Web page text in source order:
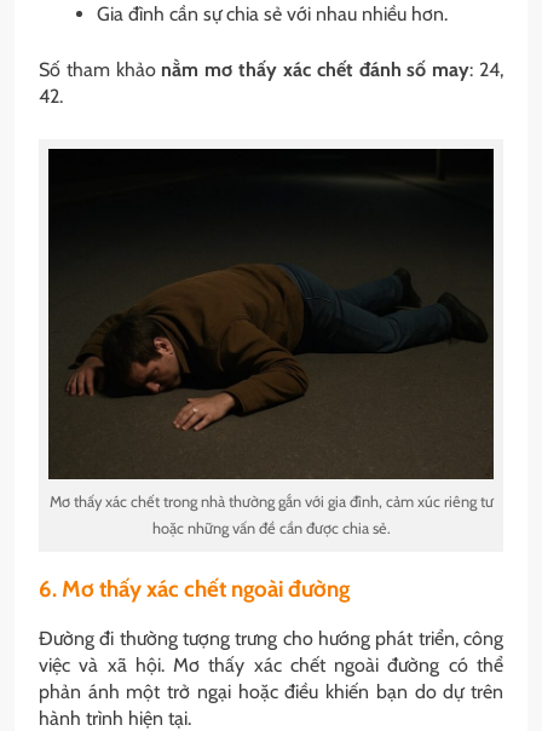
Gia đình cần sự chia sẻ với nhau nhiều hơn.
Số tham khảo nằm mơ thấy xác chết đánh số may: 24,
42.
Mơ thấy xác chết trong nhà thường gắn với gia đình, cảm xúc riêng tư
hoặc những vấn đề cần được chia sẻ.
6. Mơ thấy xác chết ngoài đường
Đường đi thường tượng trưng cho hướng phát triển, công
việc và xã hội. Mơ thấy xác chết ngoài đường có thể
phản ánh một trở ngại hoặc điều khiến bạn do dự trên
hành trình hiện tại.